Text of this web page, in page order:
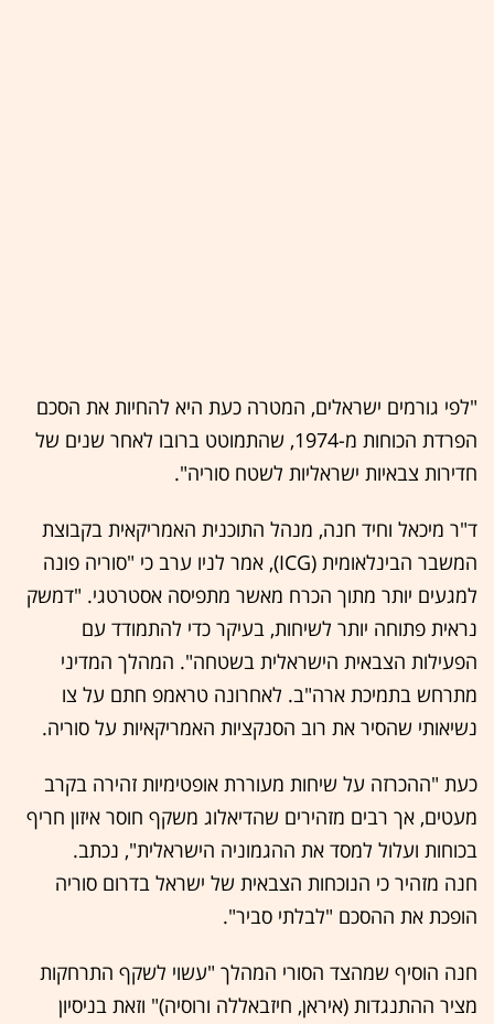
"לפי גורמים ישראלים, המטרה כעת היא להחיות את הסכם
הפרדת הכוחות מ-1974, שהתמוטט ברובו לאחר שנים של
חדירות צבאיות ישראליות לשטח סוריה".
ד"ר מיכאל וחיד חנה, מנהל התוכנית האמריקאית בקבוצת
המשבר הבינלאומית (ICG), אמר לניו ערב כי "סוריה פונה
למגעים יותר מתוך הכרח מאשר מתפיסה אסטרטגי. "דמשק
נראית פתוחה יותר לשיחות, בעיקר כדי להתמודד עם
הפעילות הצבאית הישראלית בשטחה". המהלך המדיני
מתרחש בתמיכת ארה"ב. לאחרונה טראמפ חתם על צו
נשיאותי שהסיר את רוב הסנקציות האמריקאיות על סוריה.
כעת "ההכרזה על שיחות מעוררת אופטימיות זהירה בקרב
מעטים, אך רבים מזהירים שהדיאלוג משקף חוסר איזון חריף
בכוחות ועלול למסד את ההגמוניה הישראלית", נכתב.
חנה מזהיר כי הנוכחות הצבאית של ישראל בדרום סוריה
הופכת את ההסכם "לבלתי סביר".
חנה הוסיף שמהצד הסורי המהלך "עשוי לשקף התרחקות
מציר ההתנגדות (איראן, חיזבאללה ורוסיה)" וזאת בניסיון